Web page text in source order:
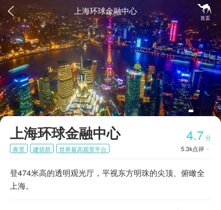
 
首页
上海环球金融中心
上海环球金融中心 4.7 分
5.3k点评 
夜景 建筑群 世界最高观景平台
登474米高的透明观光厅，平视东方明珠的尖顶、俯瞰全
上海。